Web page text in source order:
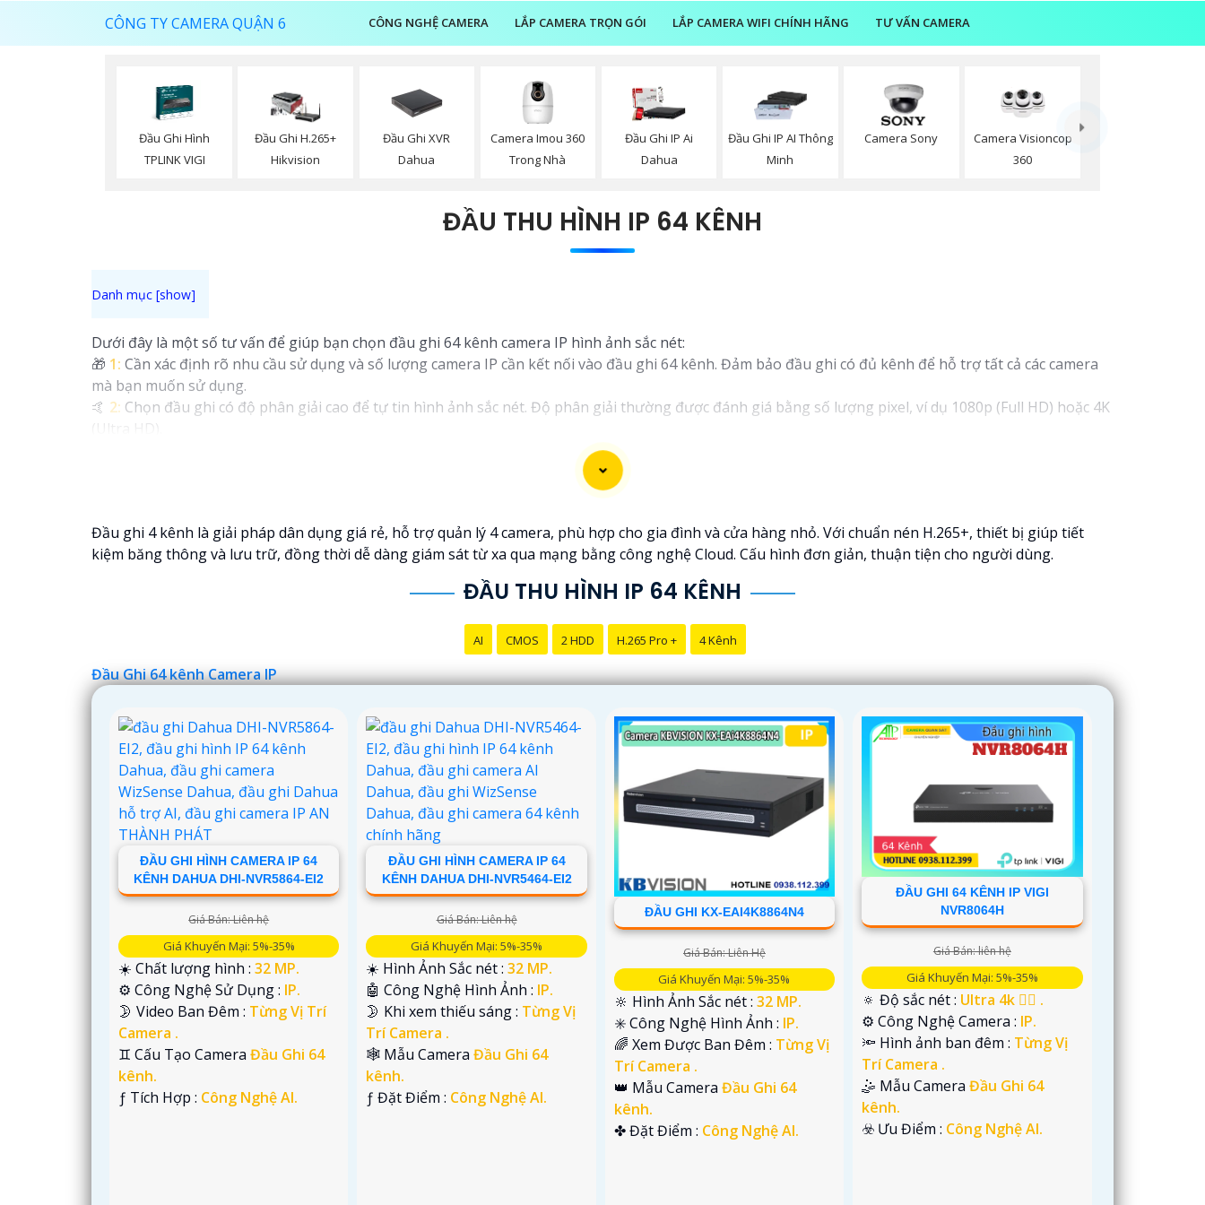
CÔNG TY CAMERA QUẬN 6 CÔNG NGHỆ CAMERA LẮP CAMERA TRỌN GÓI LẮP CAMERA WIFI CHÍNH HÃNG TƯ VẤN CAMERA
Đầu Ghi Hình
TPLINK VIGI
Đầu Ghi H.265+
Hikvision
Đầu Ghi XVR
Dahua
Camera Imou 360
Trong Nhà
Đầu Ghi IP Ai
Dahua
Đầu Ghi IP AI Thông
Minh
Camera Sony
Camera Visioncop
360
ĐẦU THU HÌNH IP 64 KÊNH
Dưới đây là một số tư vấn để giúp bạn chọn đầu ghi 64 kênh camera IP hình ảnh sắc nét:
🎁 1: Cần xác định rõ nhu cầu sử dụng và số lượng camera IP cần kết nối vào đầu ghi 64 kênh. Đảm bảo đầu ghi có đủ kênh để hỗ trợ tất cả các camera
mà bạn muốn sử dụng.
️🤙 2: Chọn đầu ghi có độ phân giải cao để tự tin hình ảnh sắc nét. Độ phân giải thường được đánh giá bằng số lượng pixel, ví dụ 1080p (Full HD) hoặc 4K
(Ultra HD).
Hãy chọn đầu ghi có tính năng ghi hình liên tục, cảnh báo khi có chuyển động và khả năng sao lưu dữ liệu để bảo vệ hình ảnh quan trọng.
Tìm hiểu về các tính năng bảo mật như mã hóa dữ liệu, kiểm soát truy cập và cập nhật phần mềm định kỳ để tự tin an toàn cho hệ thống camera.
Tham khảo ý kiến từ người dùng khác và tìm hiểu về các thương hiệu uy tín trong lĩnh vực công nghệ an ninh.
Đầu ghi 4 kênh là giải pháp dân dụng giá rẻ, hỗ trợ quản lý 4 camera, phù hợp cho gia đình và cửa hàng nhỏ. Với chuẩn nén H.265+, thiết bị giúp tiết
kiệm băng thông và lưu trữ, đồng thời dễ dàng giám sát từ xa qua mạng bằng công nghệ Cloud. Cấu hình đơn giản, thuận tiện cho người dùng.
ĐẦU THU HÌNH IP 64 KÊNH
AI CMOS 2 HDD H.265 Pro + 4 Kênh
Đầu Ghi 64 kênh Camera IP
ĐẦU GHI HÌNH CAMERA IP 64
KÊNH DAHUA DHI-NVR5864-EI2
Giá Bán: Liên hệ
Giá Khuyến Mại: 5%-35%
☀️ Chất lượng hình : 32 MP.
⚙ Công Nghệ Sử Dụng : IP.
🌛 Video Ban Đêm : Từng Vị Trí
Camera .
♊ Cấu Tạo Camera Đầu Ghi 64
kênh.
️ƒ Tích Hợp : Công Nghệ AI.
ĐẦU GHI HÌNH CAMERA IP 64
KÊNH DAHUA DHI-NVR5464-EI2
Giá Bán: Liên hệ
Giá Khuyến Mại: 5%-35%
☀️ Hình Ảnh Sắc nét :32 MP.
🤖️ Công Nghệ Hình Ảnh : IP.
🌛 Khi xem thiếu sáng : Từng Vị
Trí Camera .
🕸️ Mẫu CameraĐầu Ghi 64
kênh.
️ƒ Đặt Điểm : Công Nghệ AI.
ĐẦU GHI KX-EAI4K8864N4
Giá Bán: Liên Hệ
Giá Khuyến Mại: 5%-35%
🔆 Hình Ảnh Sắc nét : 32 MP.
✳️ Công Nghệ Hình Ảnh : IP.
🌈 Xem Được Ban Đêm : Từng Vị
Trí Camera .
👑 Mẫu Camera Đầu Ghi 64
kênh.
️✤ Đặt Điểm : Công Nghệ AI.
ĐẦU GHI 64 KÊNH IP VIGI
NVR8064H
Giá Bán: liên hệ
Giá Khuyến Mại: 5%-35%
🔅 Độ sắc nét : Ultra 4k 👍🏾 .
⚙ Công Nghệ Camera : IP.
🔦 Hình ảnh ban đêm : Từng Vị
Trí Camera .
🤹 Mẫu CameraĐầu Ghi 64
kênh.
️☣️ Ưu Điểm : Công Nghệ AI.